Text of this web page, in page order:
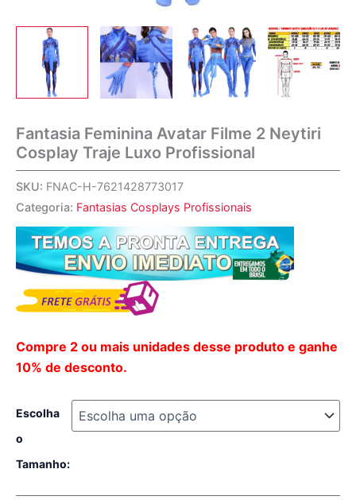
Fantasia Feminina Avatar Filme 2 Neytiri
Cosplay Traje Luxo Profissional
SKU: FNAC-H-7621428773017
Categoria: Fantasias Cosplays Profissionais
Compre 2 ou mais unidades desse produto e ganhe
10% de desconto.
Escolha
o
Tamanho: